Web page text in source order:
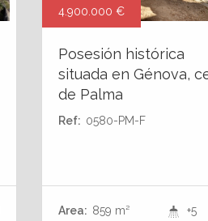
4.900.000 €
Posesión histórica
situada en Génova,
de Palma
Ref: 0580-PM-F
Area: 859 m² +5